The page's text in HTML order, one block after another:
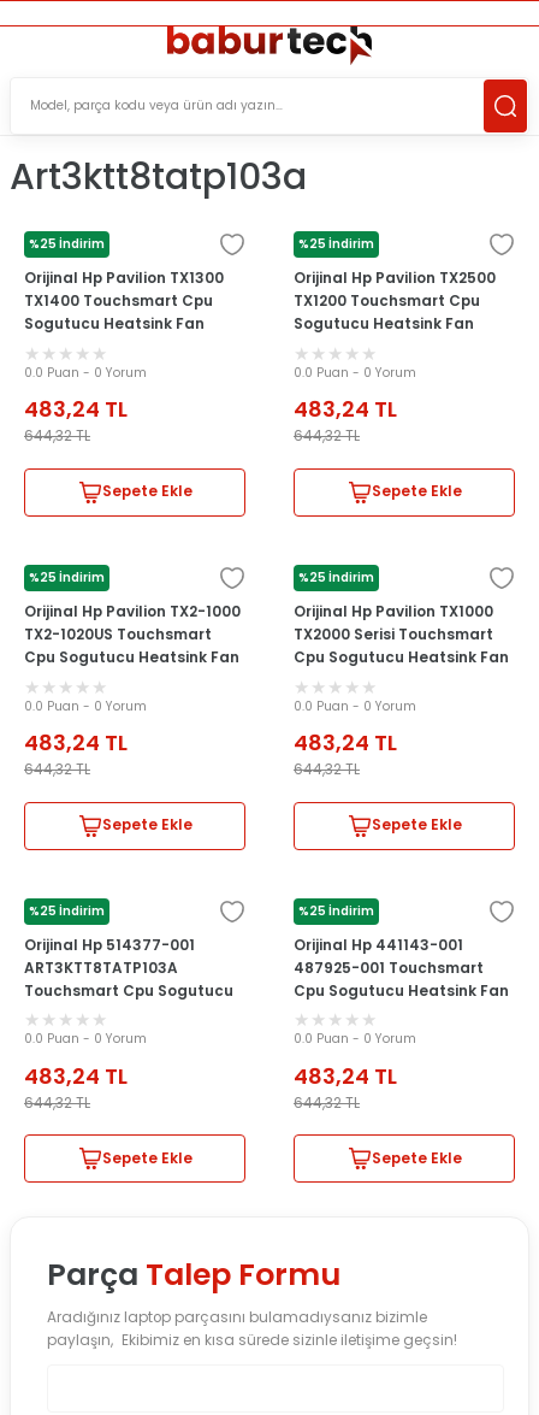
Art3ktt8tatp103a
%25 İndirim
HP
Orijinal Hp Pavilion TX1300
TX1400 Touchsmart Cpu
Sogutucu Heatsink Fan
0.0 Puan - 0 Yorum
483,24 TL
644,32TL
Sepete Ekle
%25 İndirim
HP
Orijinal Hp Pavilion TX2500
TX1200 Touchsmart Cpu
Sogutucu Heatsink Fan
0.0 Puan - 0 Yorum
483,24 TL
644,32TL
Sepete Ekle
%25 İndirim
HP
Orijinal Hp Pavilion TX2-1000
TX2-1020US Touchsmart
Cpu Sogutucu Heatsink Fan
0.0 Puan - 0 Yorum
483,24 TL
644,32TL
Sepete Ekle
%25 İndirim
HP
Orijinal Hp Pavilion TX1000
TX2000 Serisi Touchsmart
Cpu Sogutucu Heatsink Fan
0.0 Puan - 0 Yorum
483,24 TL
644,32TL
Sepete Ekle
%25 İndirim
HP
Orijinal Hp 514377-001
ART3KTT8TATP103A
Touchsmart Cpu Sogutucu
Heatsink Fan
0.0 Puan - 0 Yorum
483,24 TL
644,32TL
Sepete Ekle
%25 İndirim
HP
Orijinal Hp 441143-001
487925-001 Touchsmart
Cpu Sogutucu Heatsink Fan
0.0 Puan - 0 Yorum
483,24 TL
644,32TL
Sepete Ekle
Parça Talep Formu
Aradığınız laptop parçasını bulamadıysanız bizimle
paylaşın, Ekibimiz en kısa sürede sizinle iletişime geçsin!